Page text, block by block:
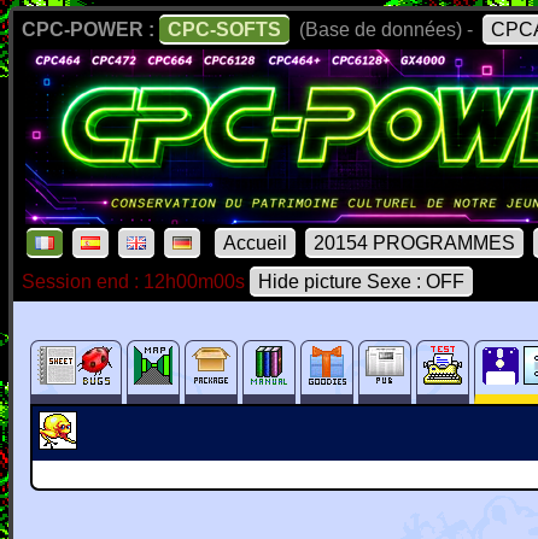
CPC-POWER : CPC-SOFTS (Base de données) -
Accueil 20154 PROGRAMMES
Session end : 12h00m00s
Hide picture Sexe : OFF